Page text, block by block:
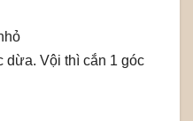
Vội thì cắn 1 góc